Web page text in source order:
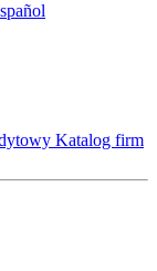
Katalog firm